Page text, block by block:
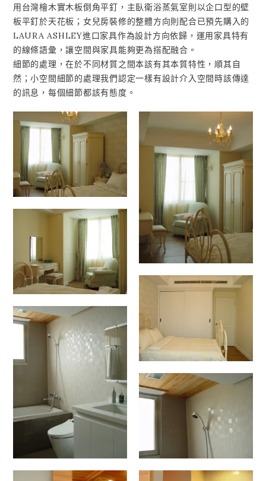
用台灣檜木實木板倒角平釘，主臥衛浴蒸氣室則以企口型的壁
板平釘於天花板；女兒房裝修的整體方向則配合已預先購入的
LAURA ASHLEY進口家具作為設計方向依歸，運用家具特有
的線條語彙，讓空間與家具能夠更為搭配融合。
細節的處理，在於不同材質之間本該有其本質特性，順其自
然；小空間細節的處理我們認定一樣有設計介入空間時該傳達
的訊息，每個細節都該有態度。